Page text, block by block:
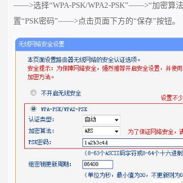
——>选择“WPA-PSK/WPA2-PSK”——>“加密算
置“PSK密码”——>点击页面下方的“保存”按钮。